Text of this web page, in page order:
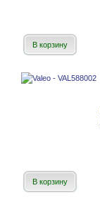
В корзину
В корзину